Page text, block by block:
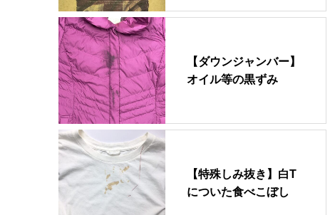
【ダウンジャンバー】
オイル等の黒ずみ
【特殊しみ抜き】白T
についた食べこぼし